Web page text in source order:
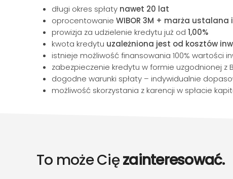
długi okres spłaty nawet 20 lat
oprocentowanie WIBOR 3M + marża
prowizja za udzielenie kredytu już od 1,00%
kwota kredytu uzależniona jest od kosztów
istnieje możliwość finansowania 100% wartości
zabezpieczenie kredytu w formie uzgodnionej z
dogodne warunki spłaty – indywidualnie
możliwość skorzystania z karencji w spłacie
To może Cięzainteresować.